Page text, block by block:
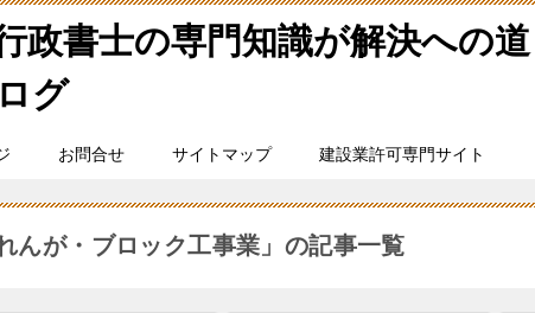
政書士の専門知識が解決への道
グ
お問合せ サイトマップ 建設業許可専門サイト
んが・ブロック工事業」の記事一覧